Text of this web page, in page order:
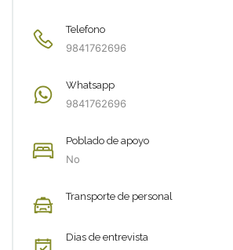
Telefono
9841762696
Whatsapp
9841762696
Poblado de apoyo
No
Transporte de personal
Dias de entrevista